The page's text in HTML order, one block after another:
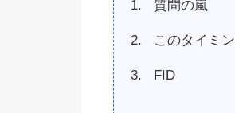
質問の嵐
このタイミ
FID